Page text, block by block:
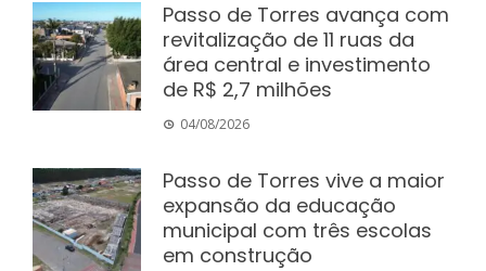
Passo de Torres avança com
revitalização de 11 ruas da
área central e investimento
de R$ 2,7 milhões
04/08/2026
Passo de Torres vive a maior
expansão da educação
municipal com três escolas
em construção